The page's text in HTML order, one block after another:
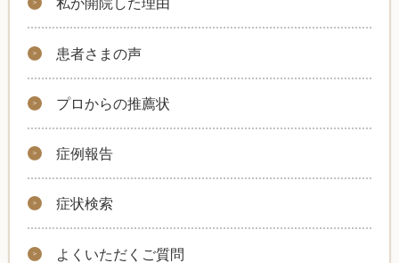
患者さまの声
プロからの推薦状
症例報告
症状検索
よくいただくご質問